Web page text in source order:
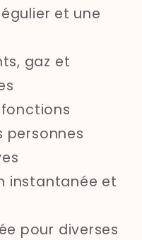
et une
gaz et
personnes
instantanée et
pour diverses